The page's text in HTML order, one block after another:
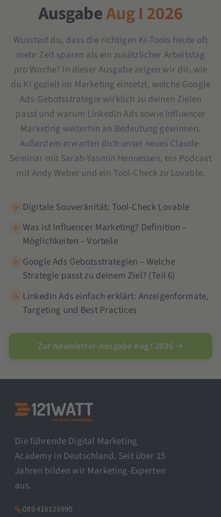
AusgabeAug I 2026
Wusstest du, dass die richtigen KI-Tools heute oft
mehr Zeit sparen als ein zusätzlicher Arbeitstag
pro Woche? In dieser Ausgabe zeigen wir dir, wie
du KI gezielt im Marketing einsetzt, welche Google
Ads-Gebotsstrategie wirklich zu deinen Zielen
passt und warum LinkedIn Ads sowie Influencer
Marketing weiterhin an Bedeutung gewinnen.
Außerdem erwarten dich unser neues Claude-
Seminar mit Sarah-Yasmin Hennessen, ein Podcast
mit Andy Weber und ein Tool-Check zu Lovable.
Digitale Souveränität: Tool-Check Lovable
Was ist Influencer Marketing? Definition –
Möglichkeiten – Vorteile
Google Ads Gebotsstrategien – Welche
Strategie passt zu deinem Ziel? (Teil 6)
LinkedIn Ads einfach erklärt: Anzeigenformate,
Targeting und Best Practices
Zur Newsletter-Ausgabe Aug I 2026 →
Die führende Digital Marketing
Academy in Deutschland. Seit über 15
Jahren bilden wir Marketing-Experten
aus.
089 416126990